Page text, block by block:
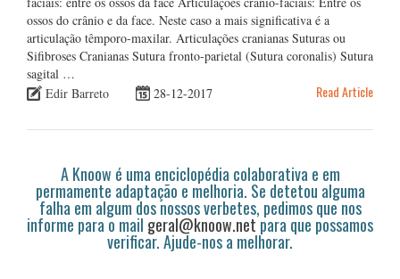
ossos do crânio e da face. Neste caso a mais significativa é a
articulação têmporo-maxilar. Articulações cranianas Suturas ou
Sifibroses Cranianas Sutura fronto-parietal (Sutura coronalis) Sutura
sagital …
Edir Barreto
28-12-2017 Read Article
A Knoow é uma enciclopédia colaborativa e em
permamente adaptação e melhoria. Se detetou alguma
falha em algum dos nossos verbetes, pedimos que nos
informe para o mail geral@knoow.netpara que possamos
verificar. Ajude-nos a melhorar.